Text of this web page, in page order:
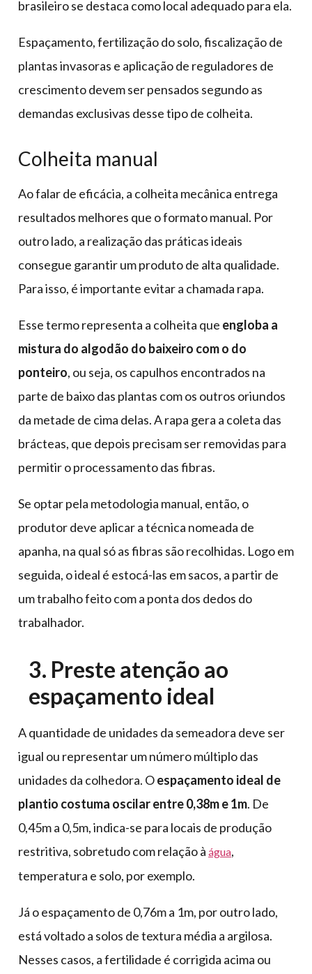
brasileiro se destaca como local adequado para ela.
Espaçamento, fertilização do solo, fiscalização de
plantas invasoras e aplicação de reguladores de
crescimento devem ser pensados segundo as
demandas exclusivas desse tipo de colheita.
Colheita manual
Ao falar de eficácia, a colheita mecânica entrega
resultados melhores que o formato manual. Por
outro lado, a realização das práticas ideais
consegue garantir um produto de alta qualidade.
Para isso, é importante evitar a chamada rapa.
Esse termo representa a colheita que engloba a
mistura do algodão do baixeiro com o do
ponteiro, ou seja, os capulhos encontrados na
parte de baixo das plantas com os outros oriundos
da metade de cima delas. A rapa gera a coleta das
brácteas, que depois precisam ser removidas para
permitir o processamento das fibras.
Se optar pela metodologia manual, então, o
produtor deve aplicar a técnica nomeada de
apanha, na qual só as fibras são recolhidas. Logo em
seguida, o ideal é estocá-las em sacos, a partir de
um trabalho feito com a ponta dos dedos do
trabalhador.
3. Preste atenção ao
espaçamento ideal
A quantidade de unidades da semeadora deve ser
igual ou representar um número múltiplo das
unidades da colhedora. Oespaçamento ideal de
plantio costuma oscilar entre 0,38m e 1m. De
0,45m a 0,5m, indica-se para locais de produção
restritiva, sobretudo com relação à água,
temperatura e solo, por exemplo.
Já o espaçamento de 0,76m a 1m, por outro lado,
está voltado a solos de textura média a argilosa.
Nesses casos, a fertilidade é corrigida acima ou